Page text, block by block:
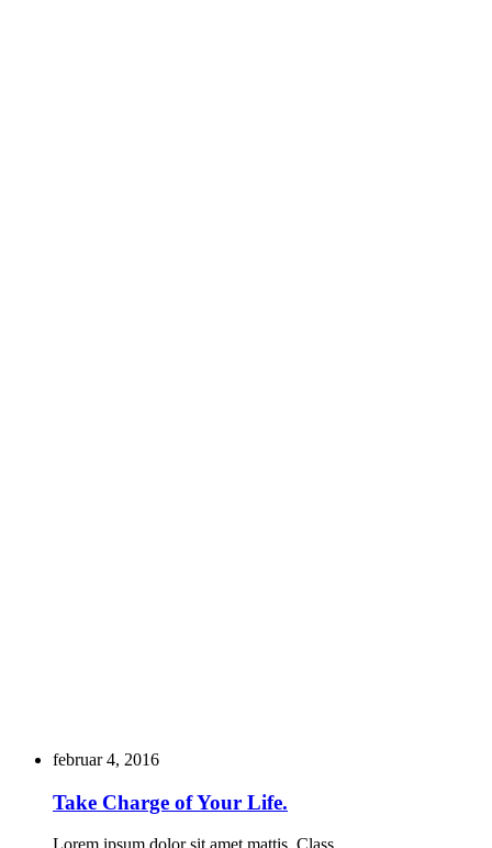
februar 4, 2016
Take Charge of Your Life.